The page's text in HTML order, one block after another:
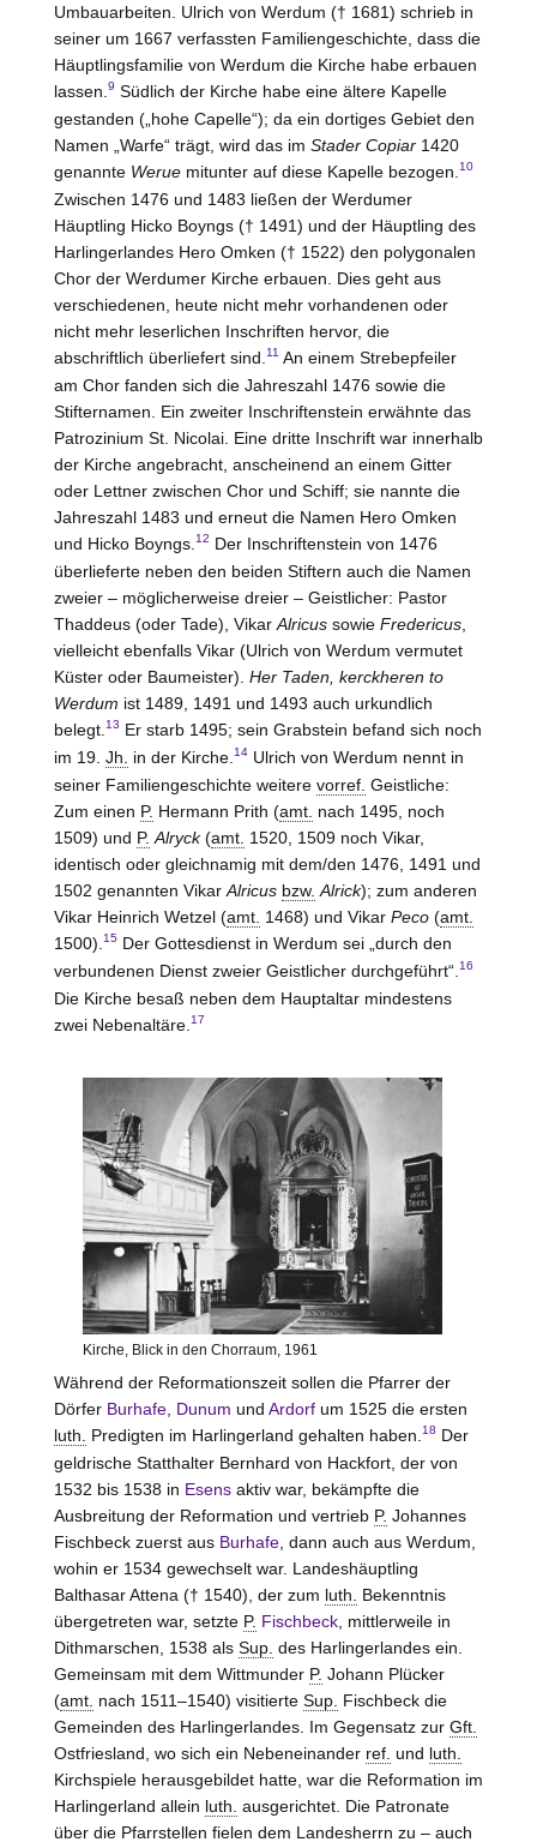
Umbauarbeiten. Ulrich von Werdum († 1681) schrieb in
seiner um 1667 verfassten Familiengeschichte, dass die
Häuptlingsfamilie von Werdum die Kirche habe erbauen
lassen. 9 Südlich der Kirche habe eine ältere Kapelle
gestanden („hohe Capelle“); da ein dortiges Gebiet den
Namen „Warfe“ trägt, wird das im Stader Copiar1420
genannte Weruemitunter auf diese Kapelle bezogen. 10
Zwischen 1476 und 1483 ließen der Werdumer
Häuptling Hicko Boyngs († 1491) und der Häuptling des
Harlingerlandes Hero Omken († 1522) den polygonalen
Chor der Werdumer Kirche erbauen. Dies geht aus
verschiedenen, heute nicht mehr vorhandenen oder
nicht mehr leserlichen Inschriften hervor, die
abschriftlich überliefert sind. 11 An einem Strebepfeiler
am Chor fanden sich die Jahreszahl 1476 sowie die
Stifternamen. Ein zweiter Inschriftenstein erwähnte das
Patrozinium St. Nicolai. Eine dritte Inschrift war innerhalb
der Kirche angebracht, anscheinend an einem Gitter
oder Lettner zwischen Chor und Schiff; sie nannte die
Jahreszahl 1483 und erneut die Namen Hero Omken
und Hicko Boyngs. 12 Der Inschriftenstein von 1476
überlieferte neben den beiden Stiftern auch die Namen
zweier – möglicherweise dreier – Geistlicher: Pastor
Thaddeus (oder Tade), Vikar Alricussowie Fredericus,
vielleicht ebenfalls Vikar (Ulrich von Werdum vermutet
Küster oder Baumeister). Her Taden, kerckheren to
Werdum ist 1489, 1491 und 1493 auch urkundlich
belegt. 13 Er starb 1495; sein Grabstein befand sich noch
im 19. Jh. in der Kirche. 14Ulrich von Werdum nennt in
seiner Familiengeschichte weitere vorref. Geistliche:
Zum einen P. Hermann Prith (amt. nach 1495, noch
1509) und P. Alryck(amt. 1520, 1509 noch Vikar,
identisch oder gleichnamig mit dem/den 1476, 1491 und
1502 genannten Vikar Alricus bzw. Alrick); zum anderen
Vikar Heinrich Wetzel (amt. 1468) und Vikar Peco(amt.
1500). 15Der Gottesdienst in Werdum sei „durch den
verbundenen Dienst zweier Geistlicher durchgeführt“. 16
Die Kirche besaß neben dem Hauptaltar mindestens
zwei Nebenaltäre. 17
Kirche, Blick in den Chorraum, 1961
Während der Reformationszeit sollen die Pfarrer der
Dörfer Burhafe, Dunum und Ardorfum 1525 die ersten
luth.
Predigten im Harlingerland gehalten haben. 18 Der
geldrische Statthalter Bernhard von Hackfort, der von
1532 bis 1538 in Esensaktiv war, bekämpfte die
Ausbreitung der Reformation und vertrieb P. Johannes
Fischbeckzuerst aus Burhafe, dann auch aus Werdum,
wohin er 1534 gewechselt war. Landeshäuptling
Balthasar Attena († 1540), der zum luth.
Bekenntnis
übergetreten war, setzte P. Fischbeck, mittlerweile in
Dithmarschen, 1538 als Sup. des Harlingerlandes ein.
Gemeinsam mit dem Wittmunder P. Johann Plücker
(amt. nach 1511–1540) visitierte Sup. Fischbeckdie
Gemeinden des Harlingerlandes. Im Gegensatz zur Gft.
Ostfriesland, wo sich ein Nebeneinander ref. und luth.
Kirchspiele herausgebildet hatte, war die Reformation im
Harlingerland allein luth. ausgerichtet. Die Patronate
über die Pfarrstellen fielen dem Landesherrn zu – auch